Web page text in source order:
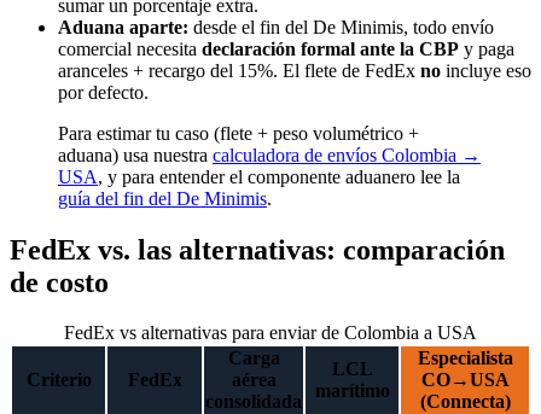
sumar un porcentaje extra.
Aduana aparte: desde el fin del De Minimis, todo envío
comercial necesita declaración formal ante la CBP y paga
aranceles + recargo del 15%. El flete de FedEx no incluye eso
por defecto.
Para estimar tu caso (flete + peso volumétrico +
aduana) usa nuestra calculadora de envíos Colombia →
USA, y para entender el componente aduanero lee la
guía del fin del De Minimis.
FedEx vs. las alternativas: comparación
de costo
FedEx vs alternativas para enviar de Colombia a USA
Criterio FedEx
Carga
aérea
consolidada
LCL
marítimo
Especialista
CO→USA
(Connecta)